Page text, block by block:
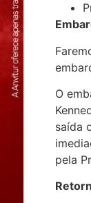
O
saída
pela